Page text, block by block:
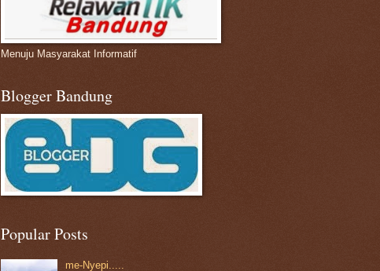
Menuju Masyarakat Informatif
Blogger Bandung
Popular Posts
me-Nyepi.....